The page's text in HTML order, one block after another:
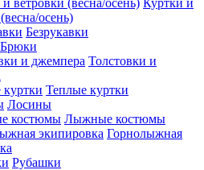
Куртки и
осень)
Безрукавки
Брюки
Толстовки и
Теплые куртки
Лосины
Лыжные костюмы
Горнолыжная
Рубашки